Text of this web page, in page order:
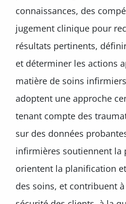
connaissances, des
jugement clinique pour
résultats pertinents,
et déterminer les actions
matière de soins
adoptent une approche
tenant compte des
sur des données
infirmières soutiennent la
orientent la planification
des soins, et contribuent